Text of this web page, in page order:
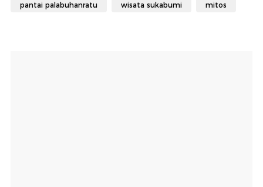
pantai palabuhanratu wisata sukabumi mitos